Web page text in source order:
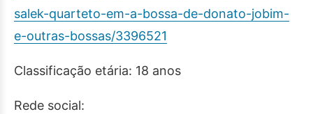
salek-quarteto-em-a-bossa-de-donato-jobim-
e-outras-bossas/3396521
Classificação etária: 18 anos
Rede social: